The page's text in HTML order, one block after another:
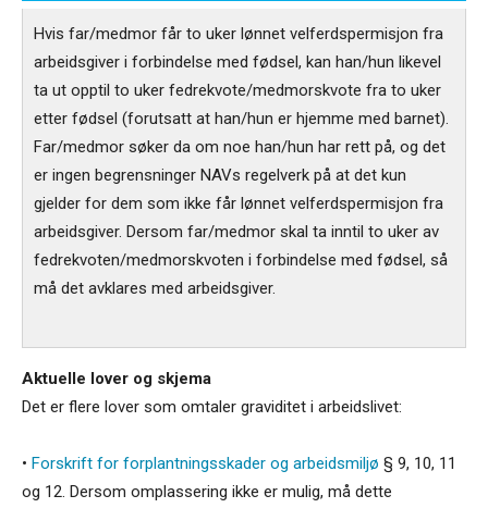
Hvis far/medmor får to uker lønnet velferdspermisjon fra
arbeidsgiver i forbindelse med fødsel, kan han/hun likevel
ta ut opptil to uker fedrekvote/medmorskvote fra to uker
etter fødsel (forutsatt at han/hun er hjemme med barnet).
Far/medmor søker da om noe han/hun har rett på, og det
er ingen begrensninger NAVs regelverk på at det kun
gjelder for dem som ikke får lønnet velferdspermisjon fra
arbeidsgiver. Dersom far/medmor skal ta inntil to uker av
fedrekvoten/medmorskvoten i forbindelse med fødsel, så
må det avklares med arbeidsgiver.
Aktuelle lover og skjema
Det er flere lover som omtaler graviditet i arbeidslivet:
• Forskrift for forplantningsskader og arbeidsmiljø § 9, 10, 11
og 12. Dersom omplassering ikke er mulig, må dette